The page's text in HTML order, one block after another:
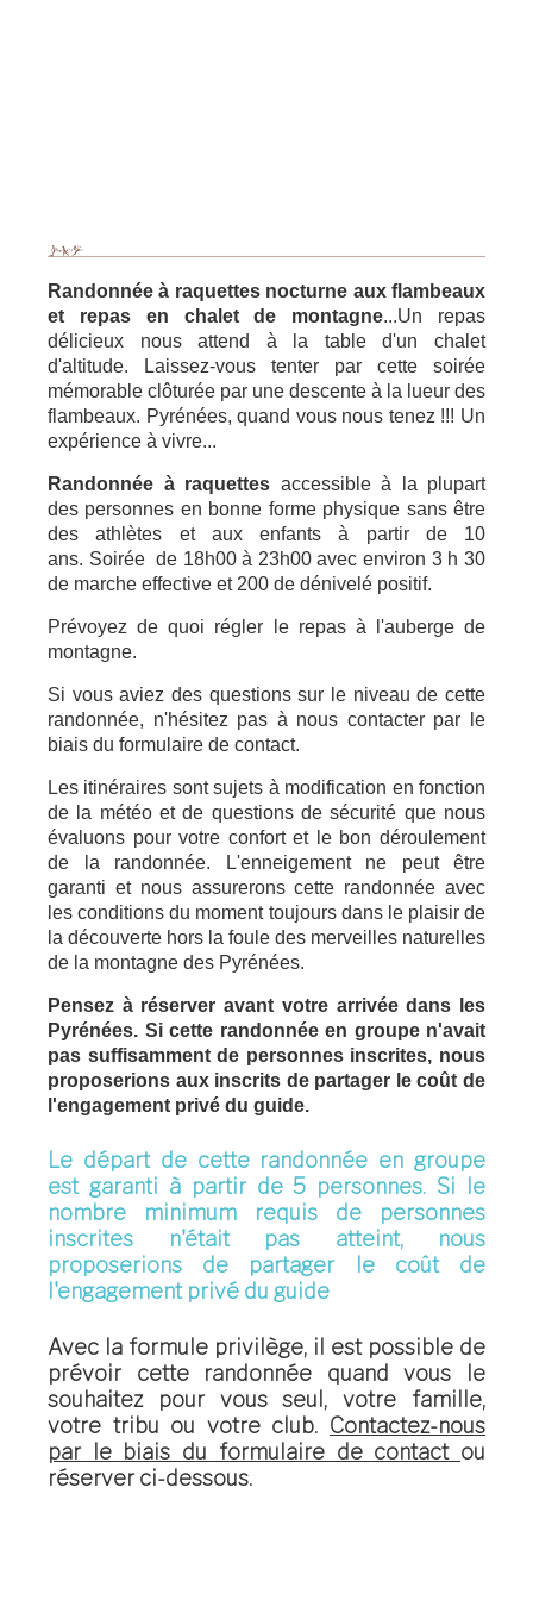
Randonnée à raquettes nocturne aux flambeaux
et repas en chalet de montagne...Un repas
délicieux nous attend à la table d'un chalet
d'altitude. Laissez-vous tenter par cette soirée
mémorable clôturée par une descente à la lueur des
flambeaux. Pyrénées, quand vous nous tenez !!! Un
expérience à vivre...
Randonnée à raquettes accessible à la plupart
des personnes en bonne forme physique sans être
des athlètes et aux enfants à partir de 10
ans. Soirée de 18h00 à 23h00 avec environ 3 h 30
de marche effective et 200 de dénivelé positif.
Prévoyez de quoi régler le repas à l'auberge de
montagne.
Si vous aviez des questions sur le niveau de cette
randonnée, n'hésitez pas à nous contacter par le
biais du formulaire de contact.
Les itinéraires sont sujets à modification en fonction
de la météo et de questions de sécurité que nous
évaluons pour votre confort et le bon déroulement
de la randonnée. L'enneigement ne peut être
garanti et nous assurerons cette randonnée avec
les conditions du moment toujours dans le plaisir de
la découverte hors la foule des merveilles naturelles
de la montagne des Pyrénées.
Pensez à réserver avant votre arrivée dans les
Pyrénées. Si cette randonnée en groupe n'avait
pas suffisamment de personnes inscrites, nous
proposerions aux inscrits de partager le coût de
l'engagement privé du guide.
Le départ de cette randonnée en groupe
est garanti à partir de 5 personnes. Si le
nombre minimum requis de personnes
inscrites n'était pas atteint, nous
proposerions de partager le coût de
l'engagement privé du guide
Avec la formule privilège, il est possible de
prévoir cette randonnée quand vous le
souhaitez pour vous seul, votre famille,
votre tribu ou votre club. Contactez-nous
par le biais du formulaire de contact ou
réserver ci-dessous.